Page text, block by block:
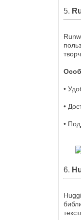
5.
•
•
•
6.